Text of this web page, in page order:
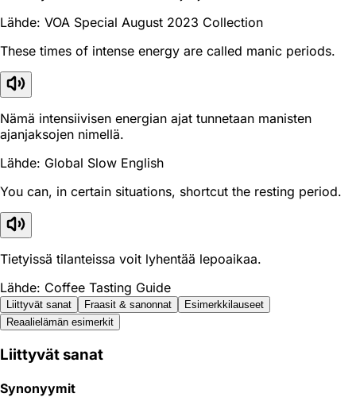
Lähde: VOA Special August 2023 Collection
These times of intense energy are called manic periods.
Nämä intensiivisen energian ajat tunnetaan manisten
ajanjaksojen nimellä.
Lähde: Global Slow English
You can, in certain situations, shortcut the resting period.
Tietyissä tilanteissa voit lyhentää lepoaikaa.
Lähde: Coffee Tasting Guide
Liittyvät sanat Fraasit & sanonnat
Esimerkkilauseet
Reaali­elämän esimerkit
Liittyvät sanat
Synonyymit